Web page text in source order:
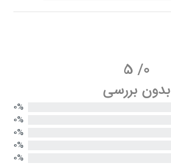
0
/
5
بدون بررسی
0%
0%
0%
0%
0%